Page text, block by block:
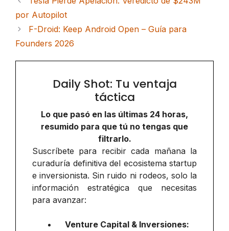
por Autopilot
F-Droid: Keep Android Open – Guía para
Founders 2026
Daily Shot: Tu ventaja
táctica
Lo que pasó en las últimas 24 horas,
resumido para que tú no tengas que
filtrarlo.
Suscríbete para recibir cada mañana la
curaduría definitiva del ecosistema startup
e inversionista. Sin ruido ni rodeos, solo la
información estratégica que necesitas
para avanzar:
Venture Capital & Inversiones: